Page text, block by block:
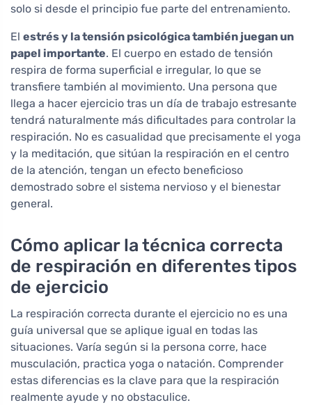
solo si desde el principio fue parte del entrenamiento.
El estrés y la tensión psicológica también juegan un
papel importante. El cuerpo en estado de tensión
respira de forma superficial e irregular, lo que se
transfiere también al movimiento. Una persona que
llega a hacer ejercicio tras un día de trabajo estresante
tendrá naturalmente más dificultades para controlar la
respiración. No es casualidad que precisamente el yoga
y la meditación, que sitúan la respiración en el centro
de la atención, tengan un efecto beneficioso
demostrado sobre el sistema nervioso y el bienestar
general.
Cómo aplicar la técnica correcta
de respiración en diferentes tipos
de ejercicio
La respiración correcta durante el ejercicio no es una
guía universal que se aplique igual en todas las
situaciones. Varía según si la persona corre, hace
musculación, practica yoga o natación. Comprender
estas diferencias es la clave para que la respiración
realmente ayude y no obstaculice.